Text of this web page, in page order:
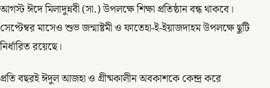
আগস্ট ঈদে মিলাদুন্নবী (সা.) উপলক্ষে শিক্ষা প্রতিষ্ঠান বন্ধ থাকবে।
সেপ্টেম্বর মাসেও শুভ জন্মাষ্টমী ও ফাতেহা-ই-ইয়াজদাহম উপলক্ষে ছুটি
নির্ধারিত রয়েছে।
প্রতি বছরই ঈদুল আজহা ও গ্রীষ্মকালীন অবকাশকে কেন্দ্র করে